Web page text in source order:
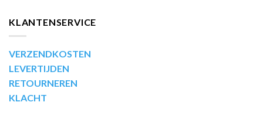
KLANTENSERVICE
VERZENDKOSTEN
LEVERTIJDEN
RETOURNEREN
KLACHT